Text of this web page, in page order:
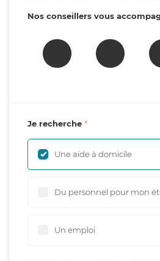
Nos conseillers vous
Je recherche
Une aide à domicile
Du personnel pour mon
Un emploi